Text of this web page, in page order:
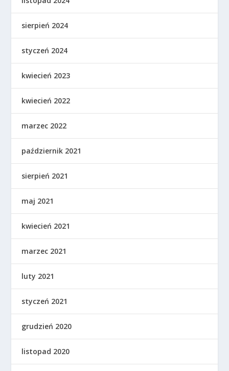
sierpień 2024
styczeń 2024
kwiecień 2023
kwiecień 2022
marzec 2022
październik 2021
sierpień 2021
maj 2021
kwiecień 2021
marzec 2021
luty 2021
styczeń 2021
grudzień 2020
listopad 2020